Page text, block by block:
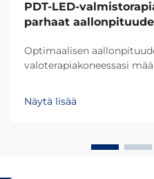
PDT-LED-
parhaat
Optimaalisen
valoterapiakoneessasi
aallonpituudet
aiheuttavat erilaisia
Näytä lisää